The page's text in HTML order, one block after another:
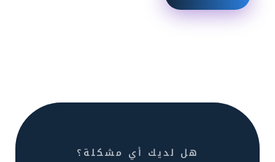
هل لديك أي مشكلة؟